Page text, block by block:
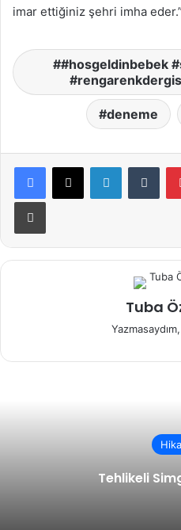
imar ettiğiniz şehri imha eder.”
#hosgeldinbebek
deneme
LinkedIn
Yazdır
Tuba
Tehlikeli